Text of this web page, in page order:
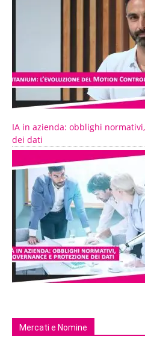
IA in azienda: obblighi
dei dati
Mercati e Nomine